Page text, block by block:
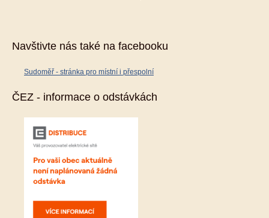
Navštivte nás také na facebooku
Sudoměř - stránka pro místní i přespolní
ČEZ - informace o odstávkách